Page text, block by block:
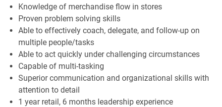
Knowledge of merchandise flow in stores
Proven problem solving skills
Able to effectively coach, delegate, and follow-up on
multiple people/tasks
Able to act quickly under challenging circumstances
Capable of multi-tasking
Superior communication and organizational skills with
attention to detail
1 year retail, 6 months leadership experience